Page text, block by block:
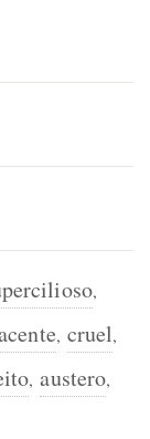
,
, cruel,
, austero,